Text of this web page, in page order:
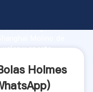
de investigación
valor y aporta
Holmes
)